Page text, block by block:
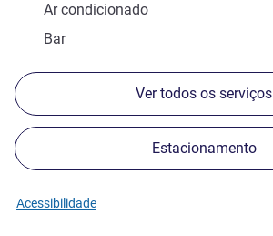
Ar condicionado
Bar
Ver todos os serviços
Estacionamento
Acessibilidade